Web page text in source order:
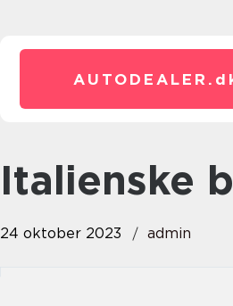
AUTODEALER.
italienske
24 oktober 2023 admin